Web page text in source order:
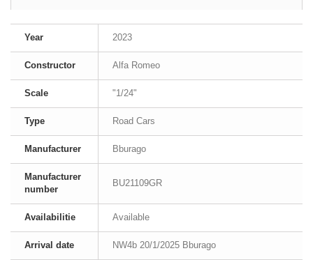
Year 2023
Constructor Alfa Romeo
Scale "1/24"
Type Road Cars
Manufacturer Bburago
Manufacturer
number
BU21109GR
Availabilitie Available
Arrival date NW4b 20/1/2025 Bburago